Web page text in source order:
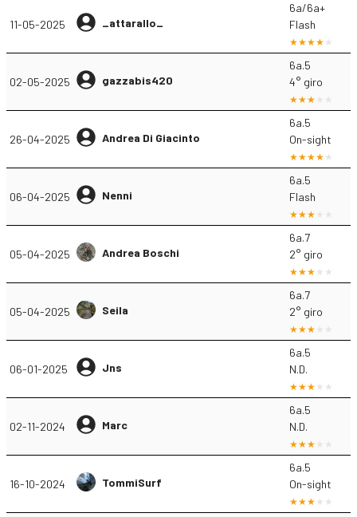
11-05-2025 _attarallo_
6a/6a+
Flash
02-05-2025 gazzabis420
6a.5
4° giro
26-04-2025 Andrea Di Giacinto
6a.5
On-sight
06-04-2025 Nenni
6a.5
Flash
05-04-2025 Andrea Boschi
6a.7
2° giro
05-04-2025 Seila
6a.7
2° giro
06-01-2025 Jns
6a.5
N.D.
02-11-2024 Marc
6a.5
N.D.
16-10-2024 TommiSurf
6a.5
On-sight